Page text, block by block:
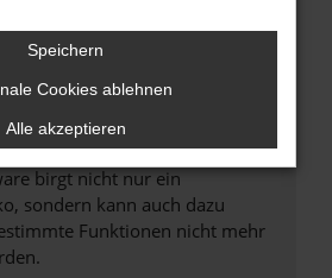
helfen, vorübergehende
dein Browser und dein
auf dem neuesten Stand
birgt nicht nur ein
sondern kann auch dazu
Funktionen nicht mehr
Speichern
Cookies ablehnen
Alle akzeptieren